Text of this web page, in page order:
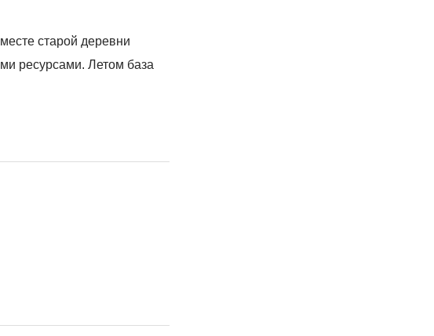
старой деревни
ресурсами. Летом база